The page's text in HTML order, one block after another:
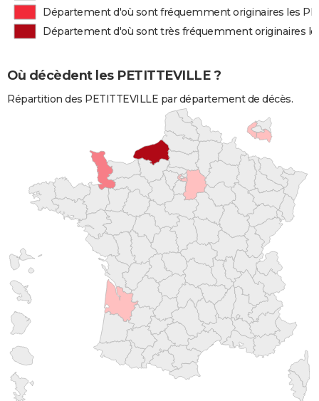
Département d'où sont fréquemment originaires les
Département d'où sont très fréquemment originaires
Où décèdent les PETITTEVILLE ?
Répartition des PETITTEVILLE par département de décès.